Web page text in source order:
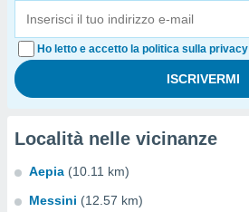
Ho letto e accetto la politica sulla privacy
Località nelle vicinanze
Aepia (10.11 km)
Messini (12.57 km)